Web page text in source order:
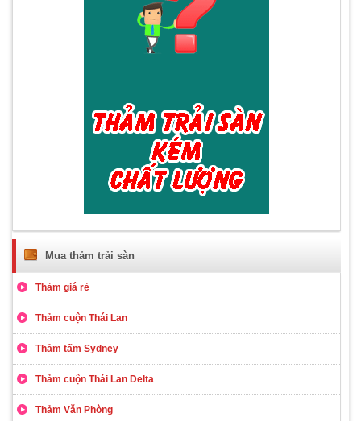
Mua thảm trải sàn
Thảm giá rẻ
Thảm cuộn Thái Lan
Thảm tấm Sydney
Thảm cuộn Thái Lan Delta
Thảm Văn Phòng